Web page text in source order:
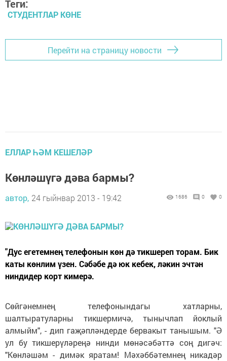
Теги:
СТУДЕНТЛАР КӨНЕ
Перейти на страницу новости
ЕЛЛАР ҺӘМ КЕШЕЛӘР
Көнләшүгә дәва бармы?
автор, 24 гыйнвар 2013 - 19:42 1686 0 0
"Дус егетемнең телефонын көн дә тикшереп торам. Бик
каты көнлим үзен. Сәбәбе дә юк кебек, ләкин эчтән
ниндидер корт кимерә.
Сөйгәнемнең телефонындагы хатларны,
шалтыратуларны тикшермичә, тынычлап йоклый
алмыйм", - дип гаҗәпләндерде бервакыт танышым. "Ә
ул бу тикшерүләреңә нинди мөнәсәбәттә соң дигәч:
"Көнләшәм - димәк яратам! Мәхәббәтемнең никадәр